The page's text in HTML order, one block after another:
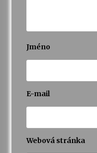
Jméno
E-mail
Webová stránka